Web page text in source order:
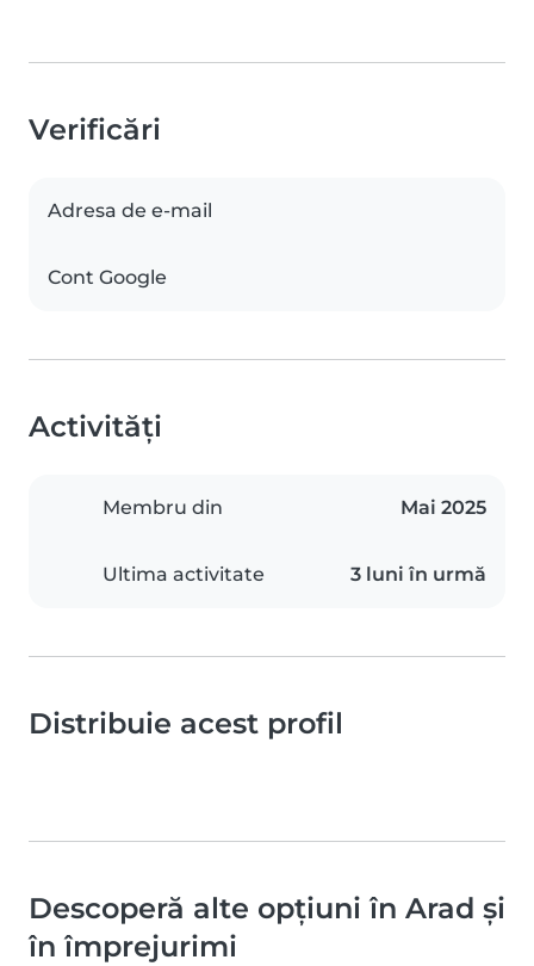
Verificări
Adresa de e-mail
Cont Google
Activități
Membru din Mai 2025
Ultima activitate 3 luni în urmă
Distribuie acest profil
Descoperă alte opțiuni în Arad și
în împrejurimi